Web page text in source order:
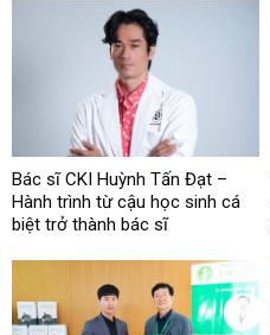
Bác sĩ CKI Huỳnh Tấn Đạt –
Hành trình từ cậu học sinh cá
biệt trở thành bác sĩ